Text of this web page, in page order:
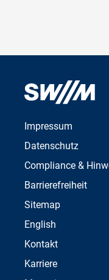
Impressum
Datenschutz
Compliance &
Barrierefreiheit
Sitemap
English
Kontakt
Karriere